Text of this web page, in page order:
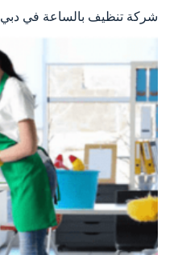
شركة تنظيف بالساعة في دبي